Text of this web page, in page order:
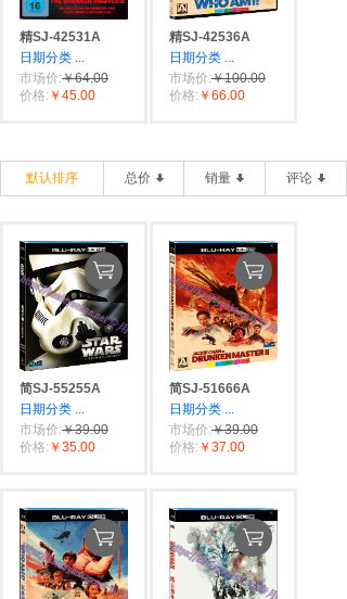
精SJ-42531A
日期分类 ...
市场价:￥64.00
价格: ￥45.00
精SJ-42536A
日期分类 ...
市场价:￥100.00
价格: ￥66.00
默认排序 总价 销量 评论
简SJ-55255A
日期分类 ...
市场价:￥39.00
价格: ￥35.00
简SJ-51666A
日期分类 ...
市场价:￥39.00
价格: ￥37.00